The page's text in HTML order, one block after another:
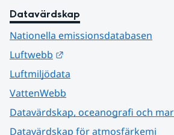
Datavärdskap
Nationella emissionsdatabasen
Luftwebb
Luftmiljödata
VattenWebb
Datavärdskap, oceanografi och
Datavärdskap för atmosfärkemi